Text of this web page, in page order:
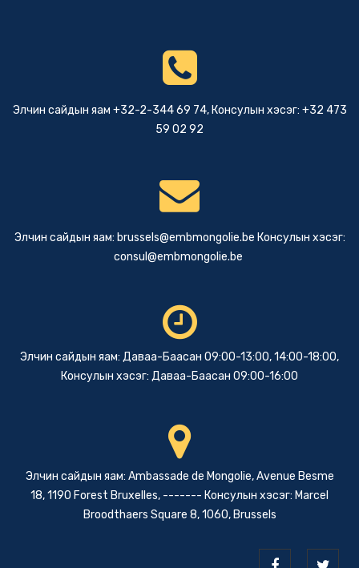
Элчин сайдын яам +32-2-344 69 74, Консулын хэсэг: +32 473
59 02 92
Элчин сайдын яам: brussels@embmongolie.be Консулын хэсэг:
consul@embmongolie.be
Элчин сайдын яам: Даваа-Баасан 09:00-13:00, 14:00-18:00,
Консулын хэсэг: Даваа-Баасан 09:00-16:00
Элчин сайдын яам: Ambassade de Mongolie, Avenue Besme
18, 1190 Forest Bruxelles, ------- Консулын хэсэг: Marcel
Broodthaers Square 8, 1060, Brussels